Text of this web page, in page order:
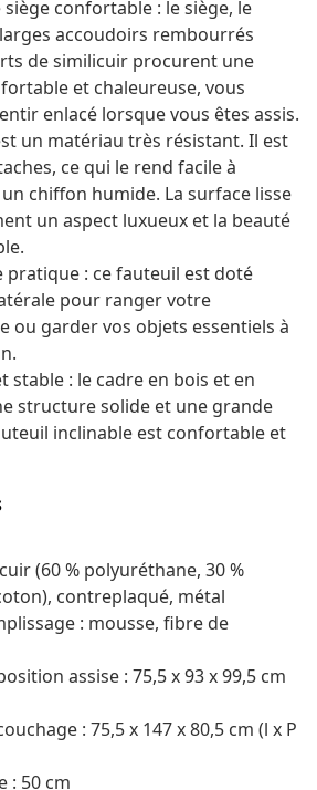
siège confortable : le siège, le
accoudoirs rembourrés
de similicuir procurent une
et chaleureuse, vous
enlacé lorsque vous êtes assis.
un matériau très résistant. Il est
ce qui le rend facile à
chiffon humide. La surface lisse
un aspect luxueux et la beauté
pratique : ce fauteuil est doté
pour ranger votre
ou garder vos objets essentiels à
stable : le cadre en bois et en
structure solide et une grande
inclinable est confortable et
(60 % polyuréthane, 30 %
contreplaqué, métal
: mousse, fibre de
assise : 75,5 x 93 x 99,5 cm
: 75,5 x 147 x 80,5 cm (l x P
: 50 cm